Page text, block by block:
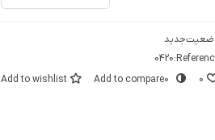
جدید
0420
0
Add to compare0
Add to wishlist